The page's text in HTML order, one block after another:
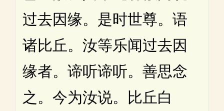
过去因缘。是时世尊。语
诸比丘。汝等乐闻过去因
缘者。谛听谛听。善思念
之。今为汝说。比丘白